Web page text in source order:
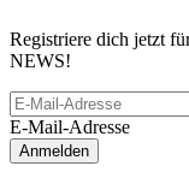
Registriere dich jetzt
NEWS!
E-Mail-Adresse
Anmelden